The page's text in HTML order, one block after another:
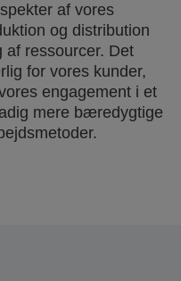
af vores
og distribution
af ressourcer. Det
for vores kunder,
engagement i et
mere bæredygtige